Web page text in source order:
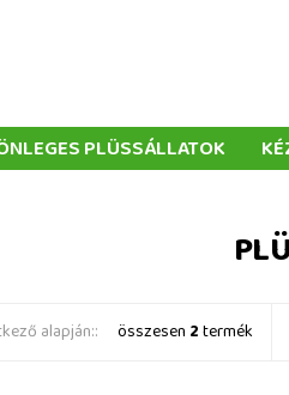
PLÜSSÁLLATOK
alapján:: összesen 2termék